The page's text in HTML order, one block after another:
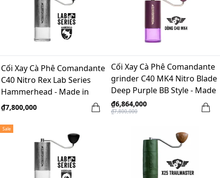
Cối Xay Cà Phê Comandante
C40 Nitro Rex Lab Series
Hammerhead - Made in
Germany
₫7,800,000
Cối Xay Cà Phê Comandante
grinder C40 MK4 Nitro Blade
Deep Purple BB Style - Made
in Germany
₫6,864,000
₫7,800,000
Sale